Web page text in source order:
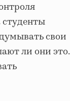
студенты
свои
ли они это.